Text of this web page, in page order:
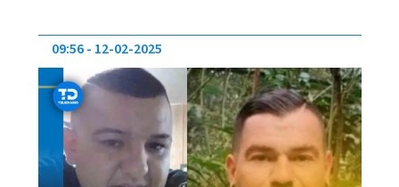
09:56 12-02-2025